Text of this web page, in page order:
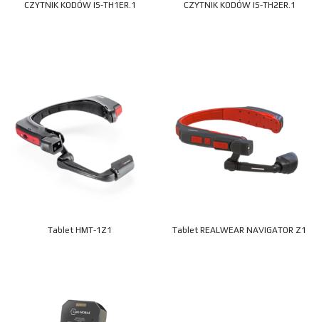
CZYTNIK KODÓW IS-TH1ER.1 CZYTNIK KODÓW IS-TH2ER.1
Tablet HMT-1Z1 Tablet REALWEAR NAVIGATOR Z1